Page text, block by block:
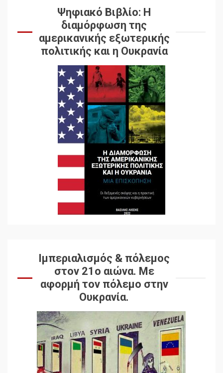
Ψηφιακό Βιβλίο: Η
διαμόρφωση της
αμερικανικής εξωτερικής
πολιτικής και η Ουκρανία
Ιμπεριαλισμός & πόλεμος
στον 21ο αιώνα. Mε
αφορμή τον πόλεμο στην
Ουκρανία.